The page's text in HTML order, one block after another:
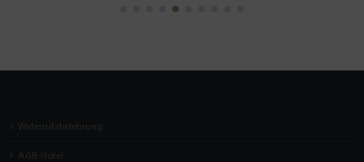
Widerrufsbelehrung
AGB Hotel